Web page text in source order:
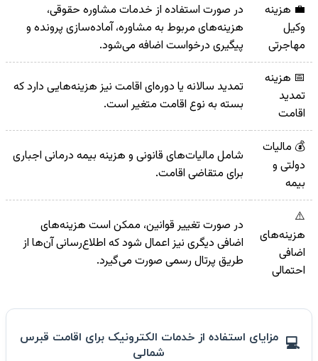
💼 هزینه
وکیل
مهاجرتی
در صورت استفاده از خدمات مشاوره حقوقی،
هزینه‌های مربوط به مشاوره، آماده‌سازی پرونده و
پیگیری درخواست اضافه می‌شود.
📅 هزینه
تمدید
اقامت
تمدید سالانه یا دوره‌ای اقامت نیز هزینه‌هایی دارد که
بسته به نوع اقامت متغیر است.
💰 مالیات
دولتی و
بیمه
شامل مالیات‌های قانونی و هزینه بیمه درمانی اجباری
برای متقاضی اقامت.
⚠️
هزینه‌های
اضافی
احتمالی
در صورت تغییر قوانین، ممکن است هزینه‌های
اضافی دیگری نیز اعمال شود که اطلاع‌رسانی آن‌ها از
طریق پرتال رسمی صورت می‌گیرد.
مزایای استفاده از خدمات الکترونیک برای اقامت قبرس
شمالی